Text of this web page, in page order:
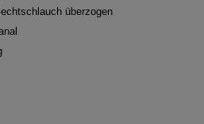
überzogen